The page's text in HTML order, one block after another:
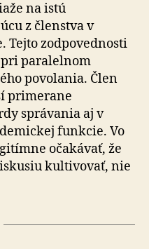
na istú
z členstva v
Tejto zodpovednosti
pri paralelnom
povolania. Člen
primerane
správania aj v
funkcie. Vo
očakávať, že
kultivovať, nie